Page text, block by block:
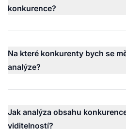
konkurence?
Na které konkurenty bych se
analýze?
Jak analýza obsahu
viditelností?